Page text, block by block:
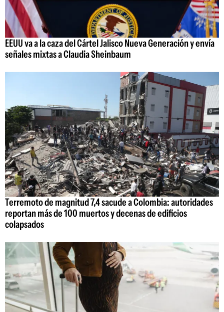
EEUU va a la caza del Cártel Jalisco Nueva Generación y envía
señales mixtas a Claudia Sheinbaum
Terremoto de magnitud 7,4 sacude a Colombia: autoridades
reportan más de 100 muertos y decenas de edificios
colapsados